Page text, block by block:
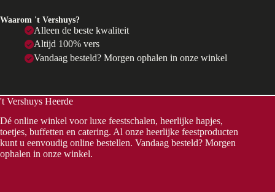
Waarom 't Vershuys?
Alleen de beste kwaliteit
Altijd 100% vers
Vandaag besteld? Morgen ophalen in onze winkel
't Vershuys Heerde
Dé online winkel voor luxe feestschalen, heerlijke hapjes,
toetjes, buffetten en catering. Al onze heerlijke feestproducten
kunt u eenvoudig online bestellen. Vandaag besteld? Morgen
ophalen in onze winkel.